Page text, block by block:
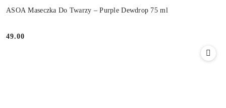
ASOA Maseczka Do Twarzy – Purple Dewdrop 75 ml
Cena:
49.00